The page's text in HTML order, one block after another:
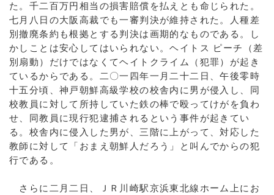
た。千二百万円相当の損害賠償を払えとも命じられた。
七月八日の大阪高裁でも一審判決が維持された。人種差
別撤廃条約も根拠とする判決は画期的なものである。し
かしことは安心してはいられない。ヘイトス ピーチ（差
別扇動）だけではなくてヘイトクライム（犯罪）が起き
ているからである。二〇一四年一月二十二日、午後零時
十五分頃、神戸朝鮮高級学校の校舎内に男が侵入し、同
校教員に対して所持していた鉄の棒で殴ってけがを負わ
せ、同教員に現行犯逮捕されるという事件が起きてい
る。校舎内に侵入した男が、三階に上がって、対応した
教師に対して「おまえ朝鮮人だろう」と叫んでからの犯
行である。
さらに二月二日、ＪＲ川崎駅京浜東北線ホーム上にお